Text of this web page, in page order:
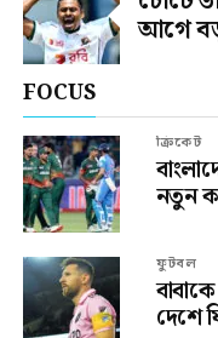
আগে বড়
FOCUS
ক্রিকেট
নতুন
ফুটবল
দেশে